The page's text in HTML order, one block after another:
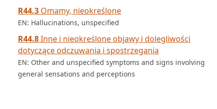
R44.3 Omamy, nieokreślone
EN: Hallucinations, unspecified
R44.8Inne i nieokreślone objawy i dolegliwości
dotyczące odczuwania i spostrzegania
EN: Other and unspecified symptoms and signs involving
general sensations and perceptions